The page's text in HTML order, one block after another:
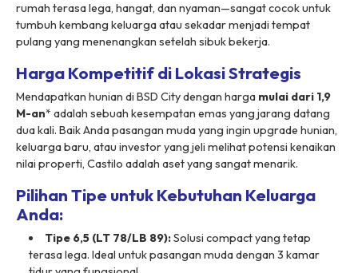
rumah terasa lega, hangat, dan nyaman—sangat cocok untuk
tumbuh kembang keluarga atau sekadar menjadi tempat
pulang yang menenangkan setelah sibuk bekerja.
Harga Kompetitif di Lokasi Strategis
Mendapatkan hunian di BSD City dengan harga mulai dari 1,9
M-an* adalah sebuah kesempatan emas yang jarang datang
dua kali. Baik Anda pasangan muda yang ingin upgrade hunian,
keluarga baru, atau investor yang jeli melihat potensi kenaikan
nilai properti, Castilo adalah aset yang sangat menarik.
Pilihan Tipe untuk Kebutuhan Keluarga
Anda:
Tipe 6,5 (LT 78/LB 89):Solusicompactyang tetap
terasa lega. Ideal untuk pasangan muda dengan 3 kamar